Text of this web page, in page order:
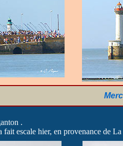
.
fait escale hier, en provenance de